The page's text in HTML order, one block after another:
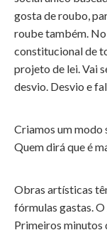
gosta de roubo,
roube também.
constitucional de
projeto de lei. Vai
desvio. Desvio e
Criamos um modo
Quem dirá que é
Obras artísticas
fórmulas gastas.
Primeiros minutos